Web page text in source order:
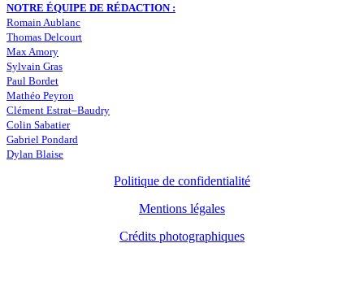
NOTRE ÉQUIPE DE RÉDACTION :
Romain Aublanc
Thomas Delcourt
Max Amory
Sylvain Gras
Paul Bordet
Mathéo Peyron
Clément Estrat–Baudry
Colin Sabatier
Gabriel Pondard
Dylan Blaise
Politique de confidentialité
Mentions légales
Crédits photographiques